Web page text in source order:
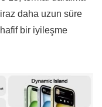
daha uzun süre
bir iyileşme